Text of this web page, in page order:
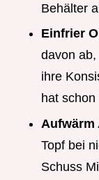
Behälter
Einfrier
davon
ihre
hat
Aufwärm
Topf bei
Schuss